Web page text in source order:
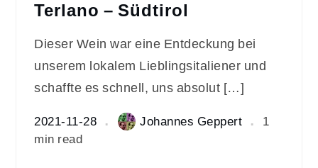
Terlano – Südtirol
Dieser Wein war eine Entdeckung bei
unserem lokalem Lieblingsitaliener und
schaffte es schnell, uns absolut […]
2021-11-28 Johannes Geppert
1
min read